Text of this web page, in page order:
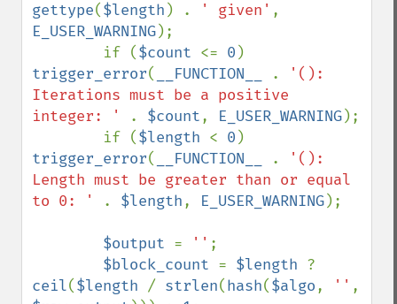
gettype($length ) . ' given'
E_USER_WARNING);
        if (
$count <= 0
trigger_error( __FUNCTION__ .
'():
Iterations must be a positive
integer: '
. $count, E_USER_WARNING);
        if (
$length < 0
trigger_error( __FUNCTION__ .
'():
Length must be greater than or equal
to 0: '
. $length, E_USER_WARNING);
$output = '' ;
$block_count = $length
ceil($length / strlen(hash($algo, ''